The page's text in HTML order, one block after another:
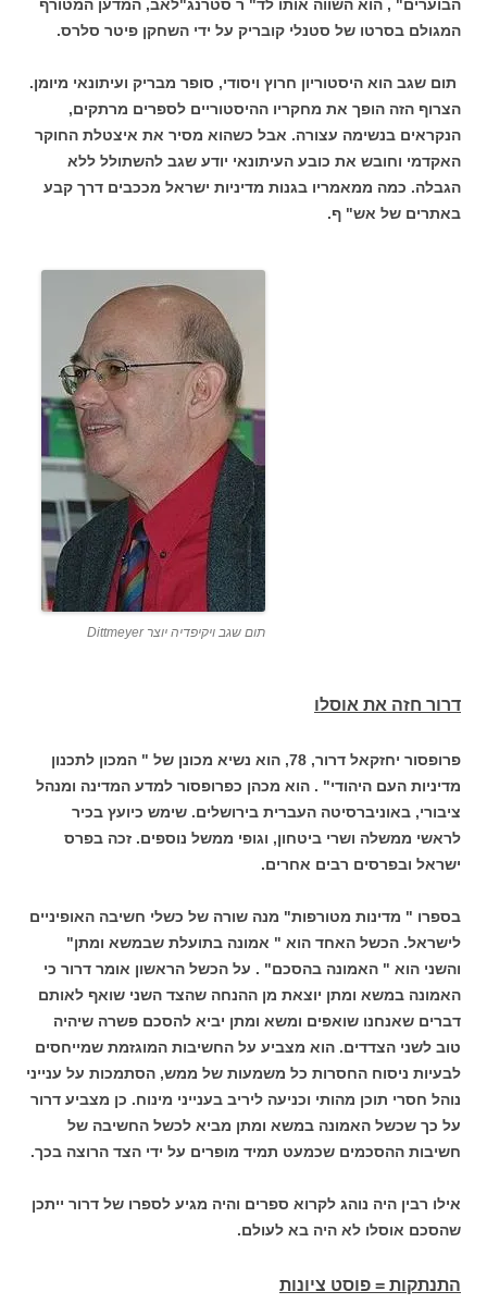
הבוערים" , הוא השווה אותו לד" ר סטרנג"לאב, המדען המטורף
המגולם בסרטו של סטנלי קובריק על ידי השחקן פיטר סלרס.
תום שגב הוא היסטוריון חרוץ ויסודי, סופר מבריק ועיתונאי מיומן.
הצרוף הזה הופך את מחקריו ההיסטוריים לספרים מרתקים,
הנקראים בנשימה עצורה. אבל כשהוא מסיר את איצטלת החוקר
האקדמי וחובש את כובע העיתונאי יודע שגב להשתולל ללא
הגבלה. כמה ממאמריו בגנות מדיניות ישראל מככבים דרך קבע
באתרים של אש" ף.
תום שגב ויקיפדיה יוצר Dittmeyer
דרור חזה את אוסלו
פרופסור יחזקאל דרור, 78, הוא נשיא מכונן של " המכון לתכנון
מדיניות העם היהודי" . הוא מכהן כפרופסור למדע המדינה ומנהל
ציבורי, באוניברסיטה העברית בירושלים. שימש כיועץ בכיר
לראשי ממשלה ושרי ביטחון, וגופי ממשל נוספים. זכה בפרס
ישראל ובפרסים רבים אחרים.
בספרו " מדינות מטורפות" מנה שורה של כשלי חשיבה האופיניים
לישראל. הכשל האחד הוא " אמונה בתועלת שבמשא ומתן"
והשני הוא " האמונה בהסכם" . על הכשל הראשון אומר דרור כי
האמונה במשא ומתן יוצאת מן ההנחה שהצד השני שואף לאותם
דברים שאנחנו שואפים ומשא ומתן יביא להסכם פשרה שיהיה
טוב לשני הצדדים. הוא מצביע על החשיבות המוגזמת שמייחסים
לבעיות ניסוח החסרות כל משמעות של ממש, הסתמכות על ענייני
נוהל חסרי תוכן מהותי וכניעה ליריב בענייני מינוח. כן מצביע דרור
על כך שכשל האמונה במשא ומתן מביא לכשל החשיבה של
חשיבות ההסכמים שכמעט תמיד מופרים על ידי הצד הרוצה בכך.
אילו רבין היה נוהג לקרוא ספרים והיה מגיע לספרו של דרור ייתכן
שהסכם אוסלו לא היה בא לעולם.
התנתקות = פוסט ציונות